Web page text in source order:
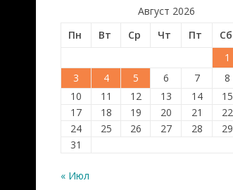
Август 2026
Пн
Вт Ср Чт Пт Сб
1
3
4 5 6 7 8
10
11 12 13 14 15
17
18 19 20 21 22
24
25 26 27 28 29
31
« Июл